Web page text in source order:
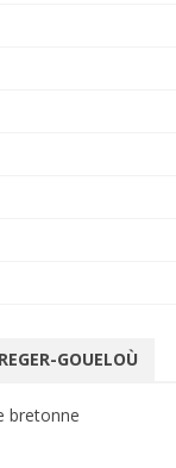
GOUELOÙ
bretonne